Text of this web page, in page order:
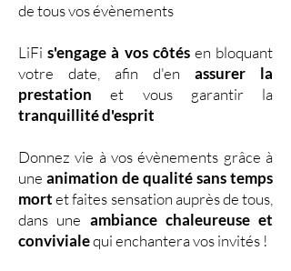
de tous vos évènements
LiFis'engage à vos côtésen bloquant
votre date, afin d'en assurer la
prestationet vous garantir la
tranquillité d'esprit
Donnez vie à vos évènements grâce à
une animation de qualité sans temps
mortet faites sensation auprès de tous,
dans une ambiance chaleureuse et
convivialequi enchantera vos invités !